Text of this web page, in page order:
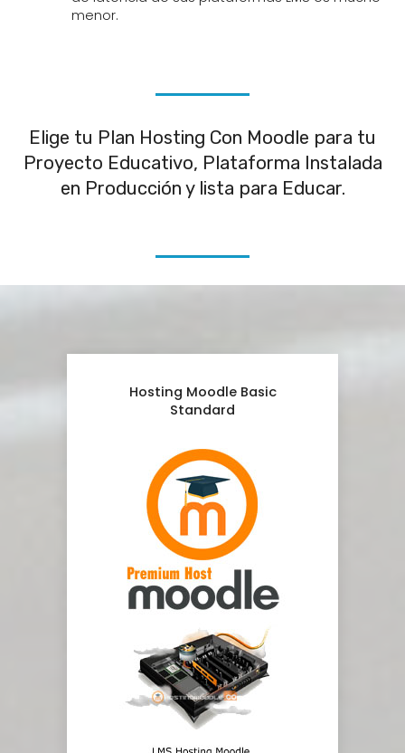
menor.
Elige tu Plan Hosting Con Moodle para tu
Proyecto Educativo, Plataforma Instalada
en Producción y lista para Educar.
Hosting Moodle Basic
Standard